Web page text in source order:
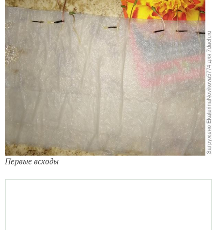
Первые всходы